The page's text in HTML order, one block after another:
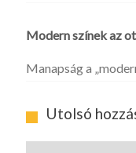
Modern színek az
Manapság a
Utolsó